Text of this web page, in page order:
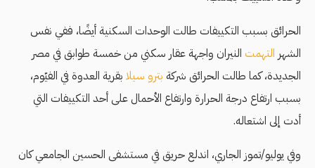
الحرائق بسبب التكييفات طالت الوحدات السكنية أيضًا، ففي نفس
الشهر التهمت النيران واجهة عقار سكني من خمسة طوابق في مصر
الجديدة، كما طالت الحرائق شركة بترو سيلا بقرية العدوة في الفيّوم،
بسبب ارتفاع درجة الحرارة وارتفاع الأحمال على أحد التكييفات التي
أدت إلى اشتعاله.
وفي يوليو/تموز الجاري، اندلع حريق في مستشفى الحسين الجامعي كان